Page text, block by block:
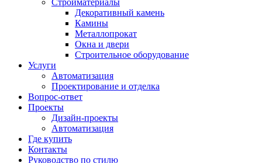
Стройматериалы
Декоративный камень
Камины
Металлопрокат
Окна и двери
Строительное оборудование
Услуги
Автоматизация
Проектирование и отделка
Вопрос-ответ
Проекты
Дизайн-проекты
Автоматизация
Где купить
Контакты
Руководство по стилю